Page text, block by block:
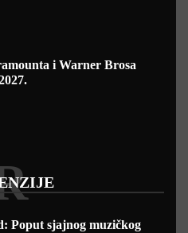
i Warner Brosa
Poput sjajnog muzičkog